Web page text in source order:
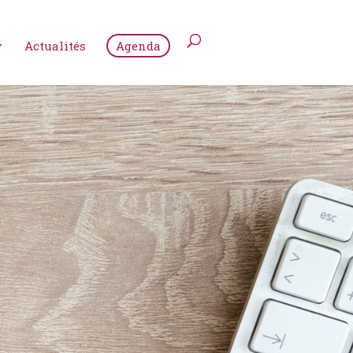
Actualités Agenda